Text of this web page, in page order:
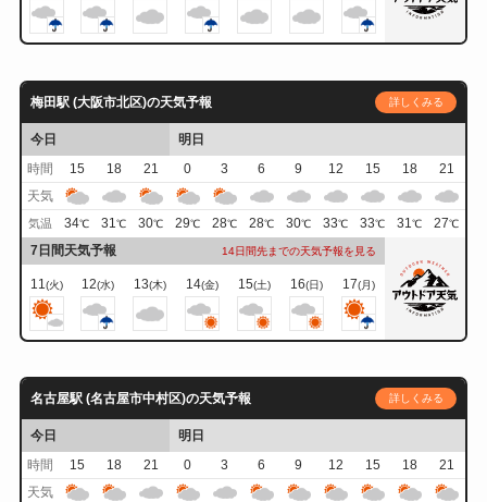
梅田駅 (大阪市北区)の天気予報 詳しくみる
今日
明日
時間
15 18 21 0 3 6 9 12 15 18
21
天気
気温 34℃ 31℃ 30℃ 29℃ 28℃ 28℃ 30℃ 33℃ 33℃ 31℃ 27℃
7日間天気予報 14日間先までの天気予報を見る
11(火) 12(水) 13(木) 14(金) 15(土) 16(日) 17(月)
名古屋駅 (名古屋市中村区)の天気予報 詳しくみる
今日
明日
時間
15 18 21 0 3 6 9 12 15 18
21
天気